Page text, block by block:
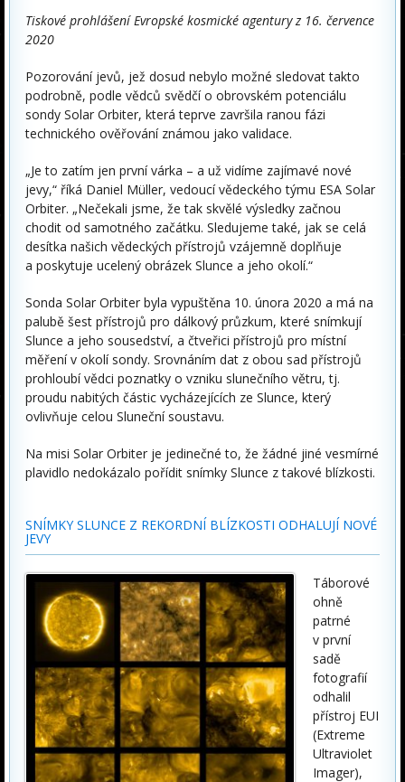
Tiskové prohlášení Evropské kosmické agentury z 16. července
2020
Pozorování jevů, jež dosud nebylo možné sledovat takto
podrobně, podle vědců svědčí o obrovském potenciálu
sondy Solar Orbiter, která teprve završila ranou fázi
technického ověřování známou jako validace.
„Je to zatím jen první várka – a už vidíme zajímavé nové
jevy,“ říká Daniel Müller, vedoucí vědeckého týmu ESA Solar
Orbiter. „Nečekali jsme, že tak skvělé výsledky začnou
chodit od samotného začátku. Sledujeme také, jak se celá
desítka našich vědeckých přístrojů vzájemně doplňuje
a poskytuje ucelený obrázek Slunce a jeho okolí.“
Sonda Solar Orbiter byla vypuštěna 10. února 2020 a má na
palubě šest přístrojů pro dálkový průzkum, které snímkují
Slunce a jeho sousedství, a čtveřici přístrojů pro místní
měření v okolí sondy. Srovnáním dat z obou sad přístrojů
prohloubí vědci poznatky o vzniku slunečního větru, tj.
proudu nabitých částic vycházejících ze Slunce, který
ovlivňuje celou Sluneční soustavu.
Na misi Solar Orbiter je jedinečné to, že žádné jiné vesmírné
plavidlo nedokázalo pořídit snímky Slunce z takové blízkosti.
SNÍMKY SLUNCE Z REKORDNÍ BLÍZKOSTI ODHALUJÍ NOVÉ
JEVY
Táborové
ohně
patrné
v první
sadě
fotografií
odhalil
přístroj EUI
(Extreme
Ultraviolet
Imager),